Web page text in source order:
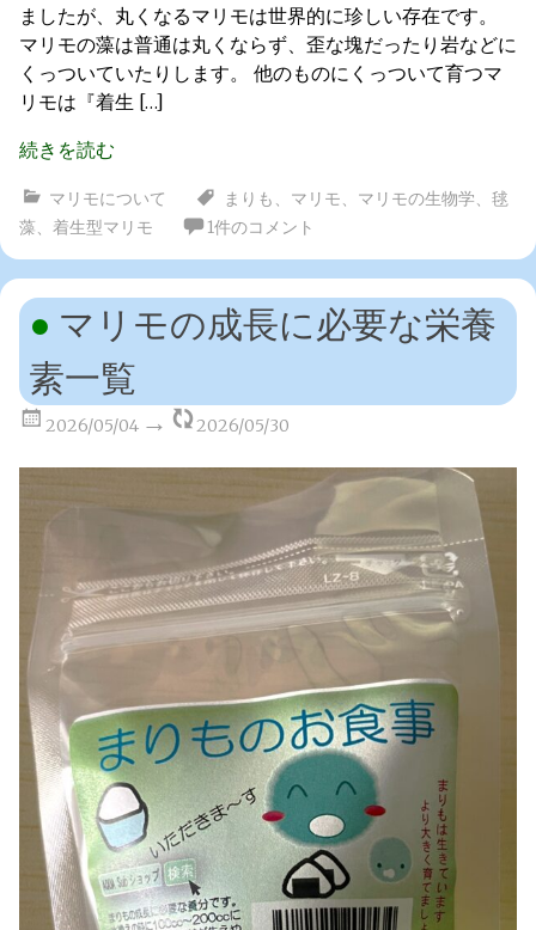
ましたが、丸くなるマリモは世界的に珍しい存在です。
マリモの藻は普通は丸くならず、歪な塊だったり岩などに
くっついていたりします。 他のものにくっついて育つマ
リモは『着生 […]
続きを読む
マリモについて まりも マリモ マリモの生物学
毬
藻
着生型マリモ 1件のコメント
マリモの成長に必要な栄養
素一覧
2026/05/04 2026/05/30